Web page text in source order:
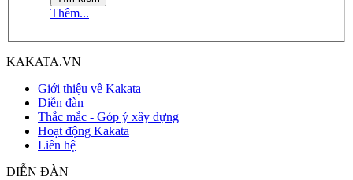
Thêm...
KAKATA.VN
Giới thiệu về Kakata
Diễn đàn
Thắc mắc - Góp ý xây dựng
Hoạt động Kakata
Liên hệ
DIỄN ĐÀN